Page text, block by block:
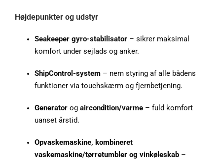
Højdepunkter og udstyr
Seakeeper gyro-stabilisator – sikrer maksimal
komfort under sejlads og anker.
ShipControl-system – nem styring af alle bådens
funktioner via touchskærm og fjernbetjening.
Generator og aircondition/varme – fuld komfort
uanset årstid.
Opvaskemaskine, kombineret
vaskemaskine/tørretumbler og vinkøleskab –